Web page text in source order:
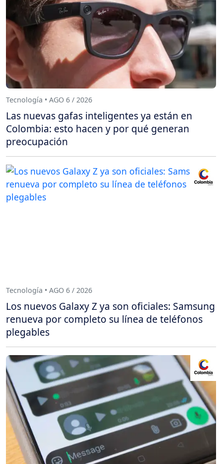
Tecnología • AGO 6 / 2026
Las nuevas gafas inteligentes ya están en
Colombia: esto hacen y por qué generan
preocupación
Tecnología • AGO 6 / 2026
Los nuevos Galaxy Z ya son oficiales: Samsung
renueva por completo su línea de teléfonos
plegables